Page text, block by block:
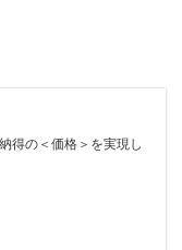
得の＜価格＞を実現し